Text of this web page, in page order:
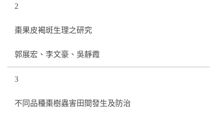
2
棗果皮褐斑生理之研究
郭展宏、李文豪、吳靜霞
3
不同品種棗樹蟲害田間發生及防治